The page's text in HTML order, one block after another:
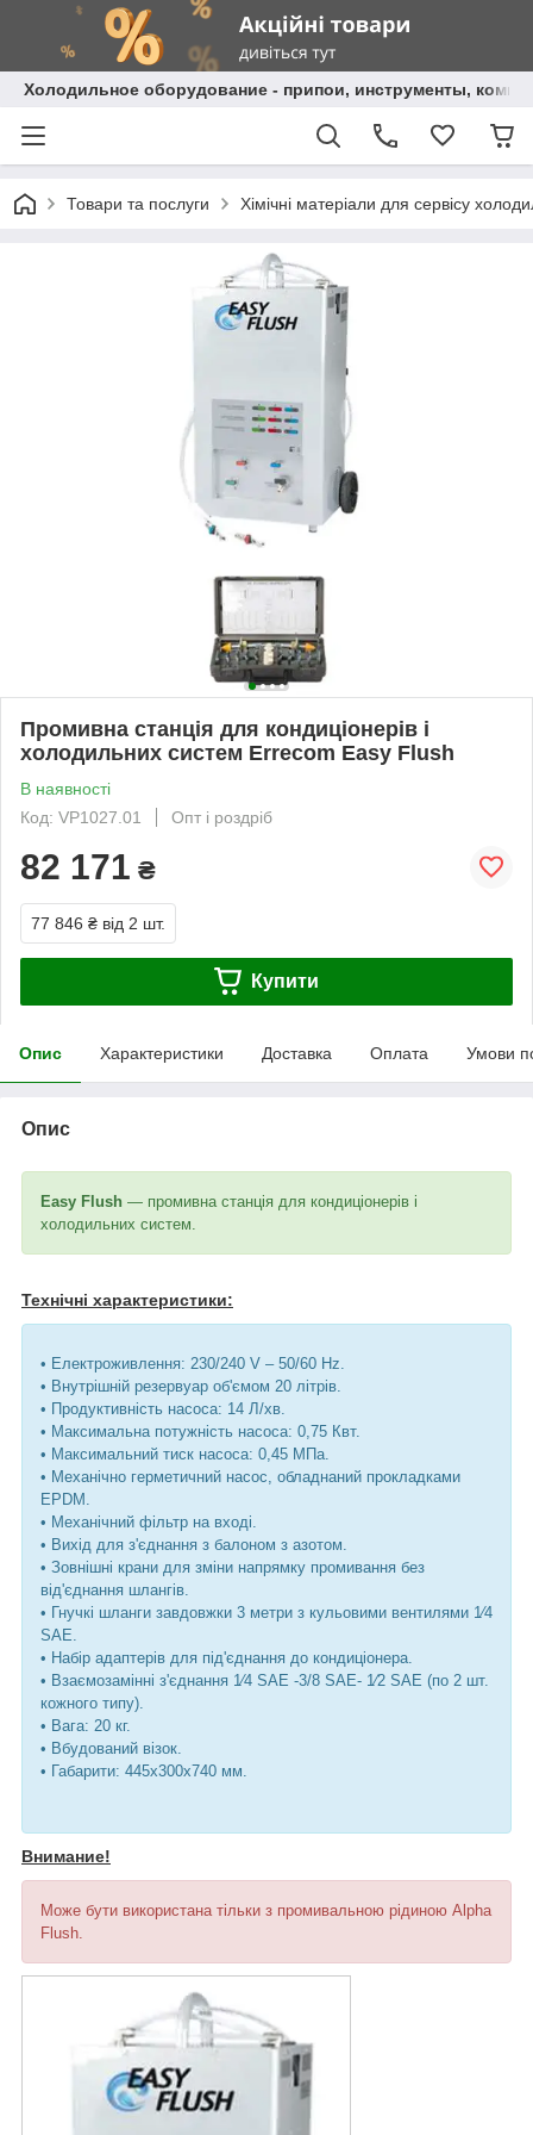
Холодильное оборудование - припои, инструменты,
Товари та послуги Хімічні матеріали для сервісу
Промивна станція для кондиціонерів і
холодильних систем Errecom Easy Flush
В наявності
Код: VP1027.01
Опт і роздріб
82 171 ₴
77 846 ₴ від 2 шт.
Купити
Опис Характеристики Доставка Оплата Умови
Опис
Easy Flush — промивна станція для кондиціонерів і
холодильних систем.
Технічні характеристики:
• Електроживлення: 230/240 V – 50/60 Hz.
• Внутрішній резервуар об'ємом 20 літрів.
• Продуктивність насоса: 14 Л/хв.
• Максимальна потужність насоса: 0,75 Квт.
• Максимальний тиск насоса: 0,45 МПа.
• Механічно герметичний насос, обладнаний прокладками
EPDM.
• Механічний фільтр на вході.
• Вихід для з'єднання з балоном з азотом.
• Зовнішні крани для зміни напрямку промивання без
від'єднання шлангів.
• Гнучкі шланги завдовжки 3 метри з кульовими вентилями 1⁄4
SAE.
• Набір адаптерів для під'єднання до кондиціонера.
• Взаємозамінні з'єднання 1⁄4 SAE -3/8 SAE- 1⁄2 SAE (по 2 шт.
кожного типу).
• Вага: 20 кг.
• Вбудований візок.
• Габарити: 445x300x740 мм.
Внимание!
Може бути використана тільки з промивальною рідиною Alpha
Flush.